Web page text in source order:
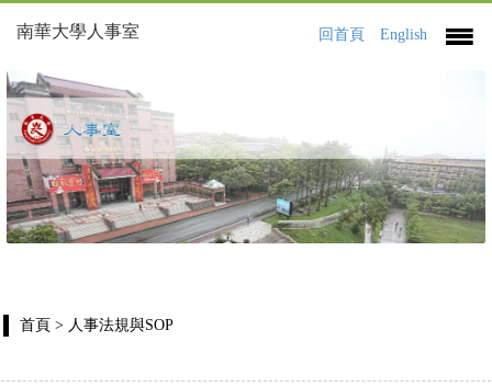
南華大學人事室 回首頁 English
首頁 > 人事法規與SOP